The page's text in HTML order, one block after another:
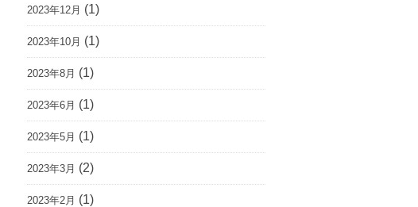
2023年12月 (1)
2023年10月 (1)
2023年8月 (1)
2023年6月 (1)
2023年5月 (1)
2023年3月 (2)
2023年2月 (1)